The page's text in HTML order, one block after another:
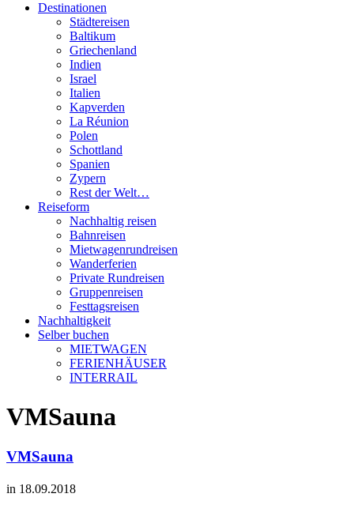
Destinationen
Städtereisen
Baltikum
Griechenland
Indien
Israel
Italien
Kapverden
La Réunion
Polen
Schottland
Spanien
Zypern
Rest der Welt…
Reiseform
Nachhaltig reisen
Bahnreisen
Mietwagenrundreisen
Wanderferien
Private Rundreisen
Gruppenreisen
Festtagsreisen
Nachhaltigkeit
Selber buchen
MIETWAGEN
FERIENHÄUSER
INTERRAIL
VMSauna
VMSauna
in 18.09.2018